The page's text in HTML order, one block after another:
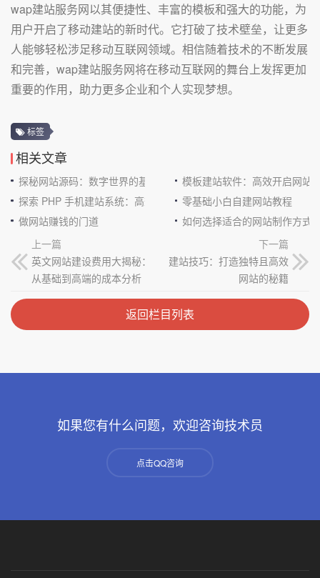
wap建站服务网以其便捷性、丰富的模板和强大的功能，为
用户开启了移动建站的新时代。它打破了技术壁垒，让更多
人能够轻松涉足移动互联网领域。相信随着技术的不断发展
和完善，wap建站服务网将在移动互联网的舞台上发挥更加
重要的作用，助力更多企业和个人实现梦想。
标签
相关文章
探秘网站源码：数字世界的基石
模板建站软件：高效开启网站
探索 PHP 手机建站系统：高效与便捷的完美结合零基础小白自建网站教程
做网站赚钱的门道
如何选择适合的网站制作方式
上一篇
英文网站建设费用大揭秘：
从基础到高端的成本分析
下一篇
建站技巧：打造独特且高效
网站的秘籍
返回栏目列表
如果您有什么问题，欢迎咨询技术员
点击QQ咨询